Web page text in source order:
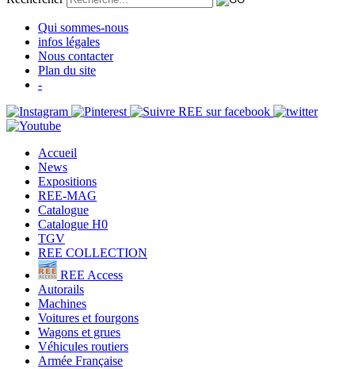
Qui sommes-nous
infos légales
Nous contacter
Plan du site
-
Accueil
News
Expositions
REE-MAG
Catalogue
Catalogue H0
TGV
REE COLLECTION
REE Access
Autorails
Machines
Voitures et fourgons
Wagons et grues
Véhicules routiers
Armée Française